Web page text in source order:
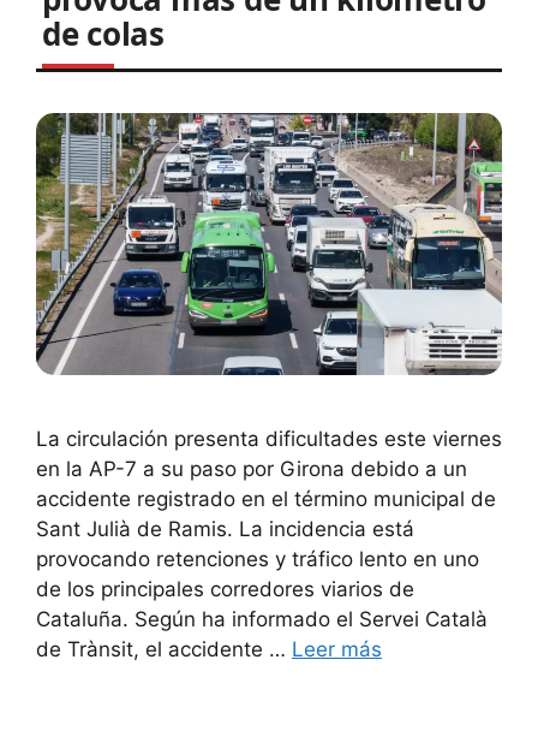
de colas
La circulación presenta dificultades este viernes
en la AP-7 a su paso por Girona debido a un
accidente registrado en el término municipal de
Sant Julià de Ramis. La incidencia está
provocando retenciones y tráfico lento en uno
de los principales corredores viarios de
Cataluña. Según ha informado el Servei Català
de Trànsit, el accidente … Leer más